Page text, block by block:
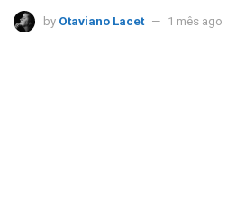
by Otaviano Lacet 1 mês ago